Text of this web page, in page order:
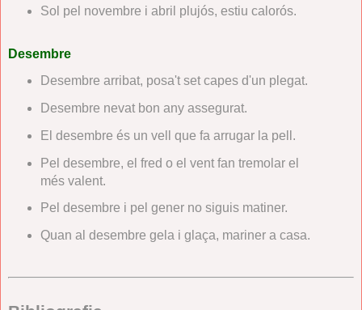
Sol pel novembre i abril plujós, estiu calorós.
Desembre
Desembre arribat, posa't set capes d'un plegat.
Desembre nevat bon any assegurat.
El desembre és un vell que fa arrugar la pell.
Pel desembre, el fred o el vent fan tremolar el
més valent.
Pel desembre i pel gener no siguis matiner.
Quan al desembre gela i glaça, mariner a casa.